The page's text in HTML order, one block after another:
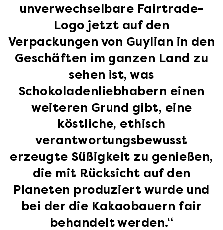
unverwechselbare Fairtrade-
Logo jetzt auf den
Verpackungen von Guylian in den
Geschäften im ganzen Land zu
sehen ist, was
Schokoladenliebhabern einen
weiteren Grund gibt, eine
köstliche, ethisch
verantwortungsbewusst
erzeugte Süßigkeit zu genießen,
die mit Rücksicht auf den
Planeten produziert wurde und
bei der die Kakaobauern fair
behandelt werden.“